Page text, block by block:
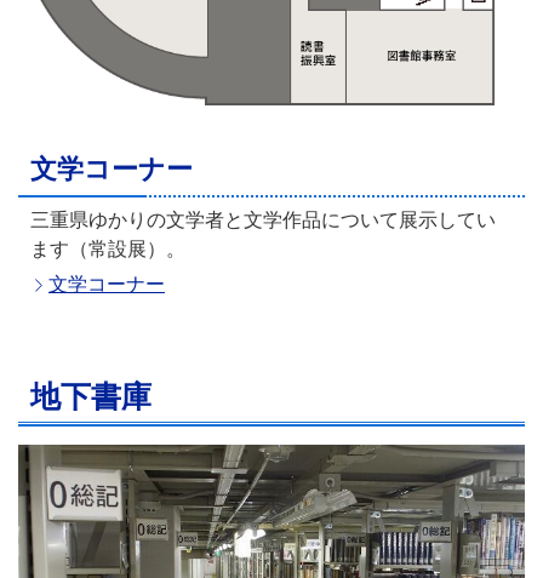
文学コーナー
三重県ゆかりの文学者と文学作品について展示してい
ます（常設展）。
文学コーナー
地下書庫